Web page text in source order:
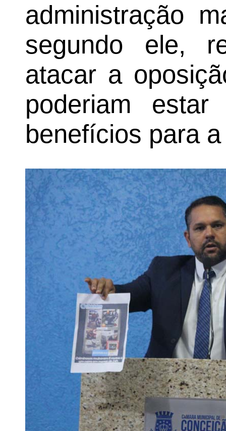
administração
segundo ele,
atacar a
poderiam
benefícios para